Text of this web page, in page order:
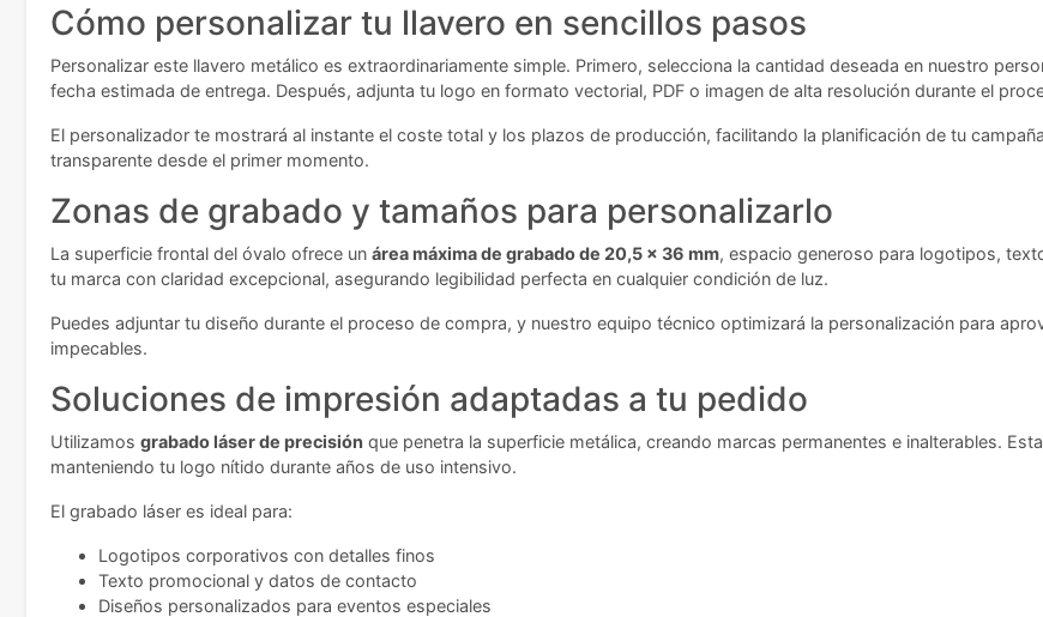
Cómo personalizar tu llavero en sencillos pasos
Personalizar este llavero metálico es extraordinariamente simple. Primero, selecciona la cantidad deseada en nuestro
fecha estimada de entrega. Después, adjunta tu logo en formato vectorial, PDF o imagen de alta resolución durante el
El personalizador te mostrará al instante el coste total y los plazos de producción, facilitando la planificación de tu
transparente desde el primer momento.
Zonas de grabado y tamaños para personalizarlo
La superficie frontal del óvalo ofrece un área máxima de grabado de 20,5 x 36 mm, espacio generoso para logotipos,
tu marca con claridad excepcional, asegurando legibilidad perfecta en cualquier condición de luz.
Puedes adjuntar tu diseño durante el proceso de compra, y nuestro equipo técnico optimizará la personalización para
impecables.
Soluciones de impresión adaptadas a tu pedido
Utilizamos grabado láser de precisión que penetra la superficie metálica, creando marcas permanentes e inalterables.
manteniendo tu logo nítido durante años de uso intensivo.
El grabado láser es ideal para:
Logotipos corporativos con detalles finos
Texto promocional y datos de contacto
Diseños personalizados para eventos especiales